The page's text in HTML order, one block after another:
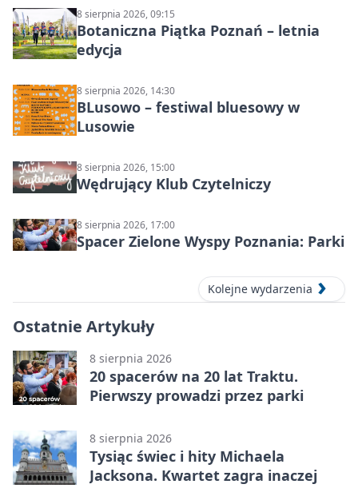
8 sierpnia 2026, 09:15
Botaniczna Piątka Poznań – letnia
edycja
8 sierpnia 2026, 14:30
BLusowo – festiwal bluesowy w
Lusowie
8 sierpnia 2026, 15:00
Wędrujący Klub Czytelniczy
8 sierpnia 2026, 17:00
Spacer Zielone Wyspy Poznania: Parki
Kolejne wydarzenia
Ostatnie Artykuły
8 sierpnia 2026
20 spacerów na 20 lat Traktu.
Pierwszy prowadzi przez parki
8 sierpnia 2026
Tysiąc świec i hity Michaela
Jacksona. Kwartet zagra inaczej